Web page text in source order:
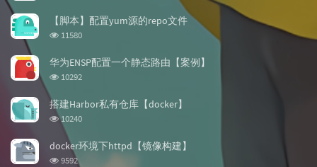
次
数:
【脚本】配置yum源的repo文件
浏
次
数:
11580
华为ENSP配置一个静态路由【案例】
浏
次
数:
10292
搭建Harbor私有仓库【docker】
浏
览
次
10240
docker环境下httpd【镜像构建】
浏
9592